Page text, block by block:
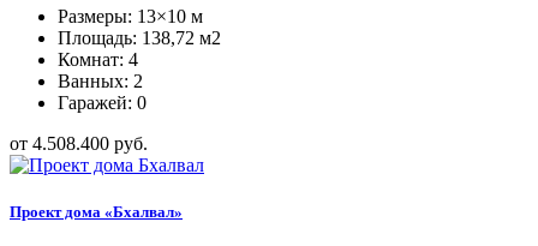
Размеры: 13×10 м
Площадь: 138,72 м2
Комнат: 4
Ванных: 2
Гаражей: 0
от 4.508.400 руб.
Проект дома «Бхалвал»